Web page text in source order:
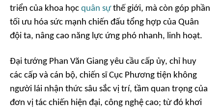
triển của khoa học quân sựthế giới, mà còn góp phần
tối ưu hóa sức mạnh chiến đấu tổng hợp của Quân
đội ta, nâng cao năng lực ứng phó nhanh, linh hoạt.
Đại tướng Phan Văn Giang yêu cầu cấp ủy, chỉ huy
các cấp và cán bộ, chiến sĩ Cục Phương tiện không
người lái nhận thức sâu sắc vị trí, tầm quan trọng của
đơn vị tác chiến hiện đại, công nghệ cao; từ đó khơi